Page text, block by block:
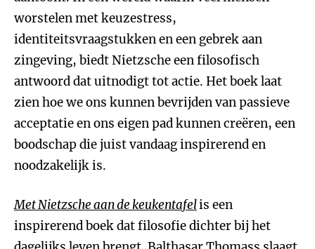
worstelen met keuzestress,
identiteitsvraagstukken en een gebrek aan
zingeving, biedt Nietzsche een filosofisch
antwoord dat uitnodigt tot actie. Het boek laat
zien hoe we ons kunnen bevrijden van passieve
acceptatie en ons eigen pad kunnen creëren, een
boodschap die juist vandaag inspirerend en
noodzakelijk is.
Met Nietzsche aan de keukentafelis een
inspirerend boek dat filosofie dichter bij het